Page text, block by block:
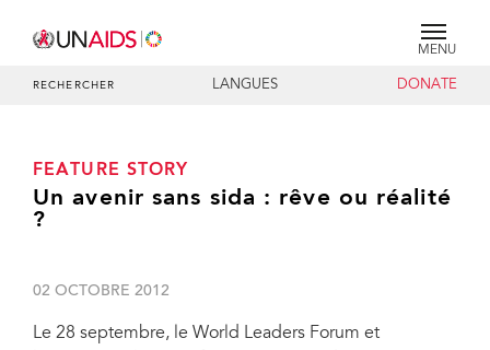
MENU
RECHERCHER LANGUES DONATE
FEATURE STORY
Un avenir sans sida : rêve ou réalité
?
02 OCTOBRE 2012
Le 28 septembre, le World Leaders Forum et